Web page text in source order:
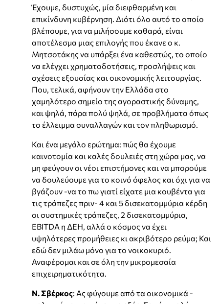
Έχουμε, δυστυχώς, μία διεφθαρμένη και
επικίνδυνη κυβέρνηση. Διότι όλο αυτό το οποίο
βλέπουμε, για να μιλήσουμε καθαρά, είναι
αποτέλεσμα μιας επιλογής που έκανε ο κ.
Μητσοτάκης να υπάρξει ένα καθεστώς, το οποίο
να ελέγχει χρηματοδοτήσεις, προσλήψεις και
σχέσεις εξουσίας και οικονομικής λειτουργίας.
Που, τελικά, αφήνουν την Ελλάδα στο
χαμηλότερο σημείο της αγοραστικής δύναμης,
και ψηλά, πάρα πολύ ψηλά, σε προβλήματα όπως
το έλλειμμα συναλλαγών και τον πληθωρισμό.
Και ένα μεγάλο ερώτημα: πώς θα έχουμε
καινοτομία και καλές δουλειές στη χώρα μας, να
μη φεύγουν οι νέοι επιστήμονες και να μπορούμε
να δουλεύουμε για το κοινό όφελος και όχι για να
βγάζουν -να το πω γιατί είχατε μια κουβέντα για
τις τράπεζες πριν- 4 και 5 δισεκατομμύρια κέρδη
οι συστημικές τράπεζες, 2 δισεκατομμύρια,
EBITDA η ΔΕΗ, αλλά ο κόσμος να έχει
υψηλότερες προμήθειες κι ακριβότερο ρεύμα; Και
εδώ δεν μιλάω μόνο για το νοικοκυριό.
Αναφέρομαι και σε όλη την μικρομεσαία
επιχειρηματικότητα.
Ν. Σβέρκος: Ας φύγουμε από τα οικονομικά -